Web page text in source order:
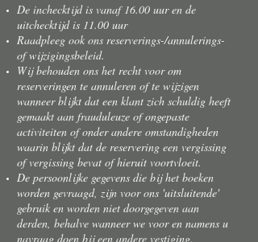
De inchecktijd is vanaf 16.00 uur en de
uitchecktijd is 11.00 uur
Raadpleeg ook ons reserverings-/annulerings-
of wijzigingsbeleid.
Wij behouden ons het recht voor om
reserveringen te annuleren of te wijzigen
wanneer blijkt dat een klant zich schuldig heeft
gemaakt aan frauduleuze of ongepaste
activiteiten of onder andere omstandigheden
waarin blijkt dat de reservering een vergissing
of vergissing bevat of hieruit voortvloeit.
De persoonlijke gegevens die bij het boeken
worden gevraagd, zijn voor ons 'uitsluitende'
gebruik en worden niet doorgegeven aan
derden, behalve wanneer we voor en namens u
navraag doen bij een andere vestiging.